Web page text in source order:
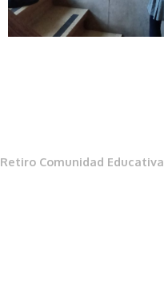
Retiro Comunidad Educativa